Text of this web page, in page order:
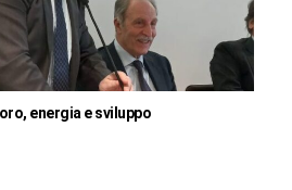
energia e sviluppo